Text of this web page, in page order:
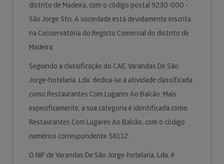
distrito de Madeira, com o código postal 9230-000 -
São Jorge Stn. A sociedade está devidamente inscrita
na Conservatória do Registo Comercial do distrito de
Madeira.
Seguindo a classificação do CAE, Varandas De São
Jorge-hotelaria, Lda. dedica-se à atividade classificada
como Restaurantes Com Lugares Ao Balcão. Mais
especificamente, a sua categoria é identificada como
Restaurantes Com Lugares Ao Balcão, com o código
numérico correspondente 56112.
O NIF de Varandas De São Jorge-hotelaria, Lda. é